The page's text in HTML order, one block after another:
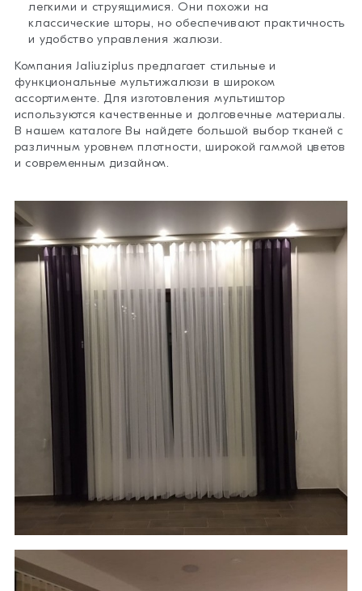
легкими и струящимися. Они похожи на
классические шторы, но обеспечивают практичность
и удобство управления жалюзи.
Компания Jaliuziplus предлагает стильные и
функциональные мультижалюзи в широком
ассортименте. Для изготовления мультиштор
используются качественные и долговечные материалы.
В нашем каталоге Вы найдете большой выбор тканей с
различным уровнем плотности, широкой гаммой цветов
и современным дизайном.